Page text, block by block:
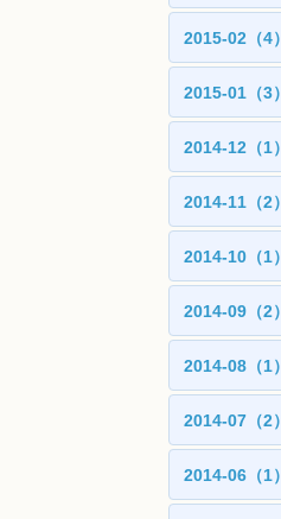
2015-02（4）
2015-01（3）
2014-12（1）
2014-11（2）
2014-10（1）
2014-09（2）
2014-08（1）
2014-07（2）
2014-06（1）